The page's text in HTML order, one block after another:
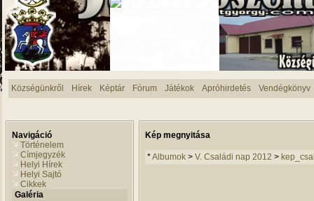
Községünkről Hírek Képtár Fórum Játékok Apróhirdetés Vendégkönyv
Navigáció
Történelem
Címjegyzék
Helyi Hírek
Helyi Sajtó
Cikkek
Galéria
Kép megnyitása
*Albumok > V. Családi nap 2012 >